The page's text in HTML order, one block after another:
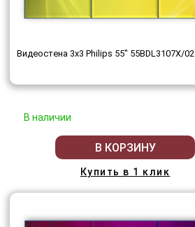
Видеостена 3x3 Philips 55" 55BDL3107X/02
В наличии
В КОРЗИНУ
Купить в 1 клик